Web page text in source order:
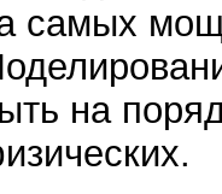
самых
на